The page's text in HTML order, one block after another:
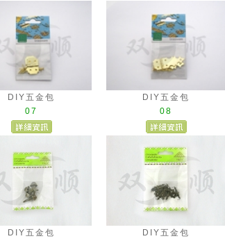
DIY五金包
07
DIY五金包
08
DIY五金包
DIY五金包